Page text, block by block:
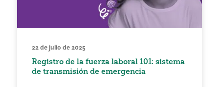
22 de julio de 2025
Registro de la fuerza laboral 101: sistema
de transmisión de emergencia